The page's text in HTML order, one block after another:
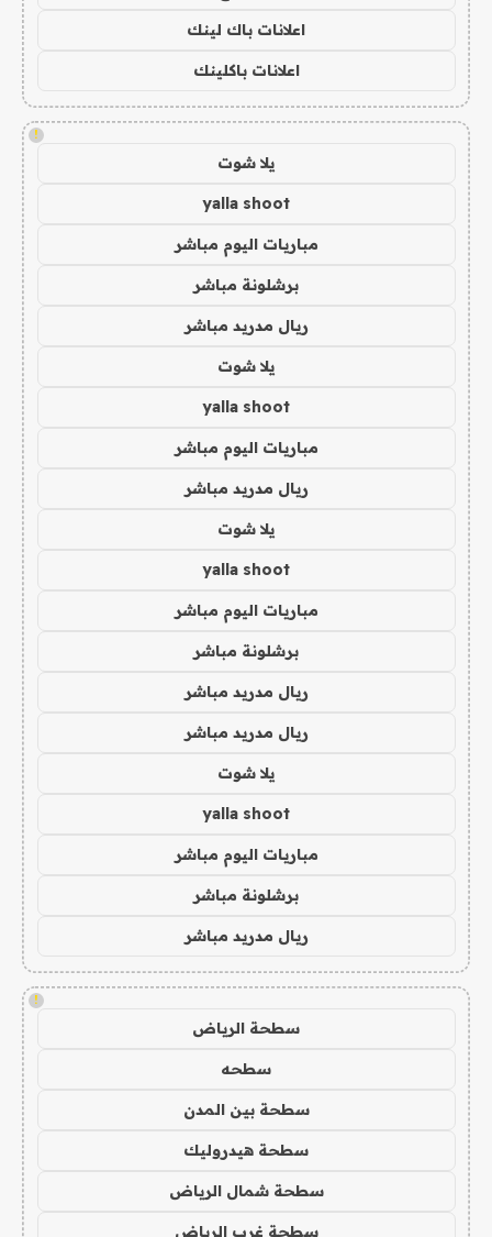
اعلانات باك لينك
اعلانات باكلينك
!
يلا شوت
yalla shoot
مباريات اليوم مباشر
برشلونة مباشر
ريال مدريد مباشر
يلا شوت
yalla shoot
مباريات اليوم مباشر
ريال مدريد مباشر
يلا شوت
yalla shoot
مباريات اليوم مباشر
برشلونة مباشر
ريال مدريد مباشر
ريال مدريد مباشر
يلا شوت
yalla shoot
مباريات اليوم مباشر
برشلونة مباشر
ريال مدريد مباشر
!
سطحة الرياض
سطحه
سطحة بين المدن
سطحة هيدروليك
سطحة شمال الرياض
سطحة غرب الرياض